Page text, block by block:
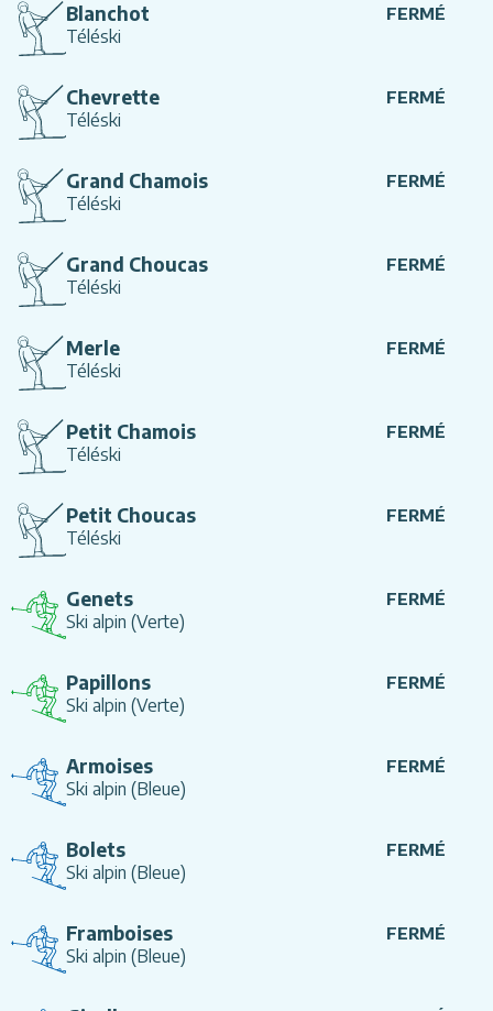
Blanchot FERMÉ
Téléski
Chevrette FERMÉ
Téléski
Grand Chamois FERMÉ
Téléski
Grand Choucas FERMÉ
Téléski
Merle FERMÉ
Téléski
Petit Chamois FERMÉ
Téléski
Petit Choucas FERMÉ
Téléski
Genets FERMÉ
Ski alpin (Verte)
Papillons FERMÉ
Ski alpin (Verte)
Armoises FERMÉ
Ski alpin (Bleue)
Bolets FERMÉ
Ski alpin (Bleue)
Framboises FERMÉ
Ski alpin (Bleue)